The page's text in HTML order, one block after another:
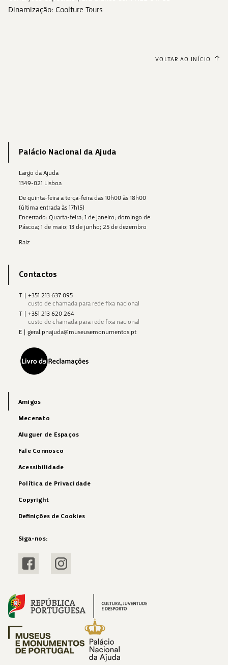
Dinamização: Coolture Tours
VOLTAR AO INÍCIO
Palácio Nacional da Ajuda
Largo da Ajuda
1349-021 Lisboa
De quinta-feira a terça-feira das 10h00 às 18h00
(última entrada às 17h15)
Encerrado: Quarta-feira; 1 de janeiro; domingo de
Páscoa; 1 de maio; 13 de junho; 25 de dezembro
Raiz
Contactos
T
+351 213 637 095
custo de chamada para rede fixa nacional
T
+351 213 620 264
custo de chamada para rede fixa nacional
E
geral.pnajuda@museusemonumentos.pt
Amigos
Mecenato
Aluguer de Espaços
Fale Connosco
Acessibilidade
Política de Privacidade
Copyright
Definições de Cookies
Siga-nos:
Visitar FacebookVisitar Instagram